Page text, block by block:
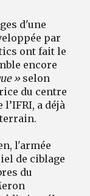
d'une
par
ont fait le
encore
» selon
du centre
a déjà
l'armée
de ciblage
du